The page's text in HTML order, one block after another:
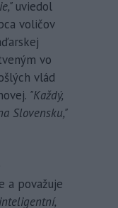
uviedol
voličov
vo
vlád
"Každý,
Slovensku,"
a považuje